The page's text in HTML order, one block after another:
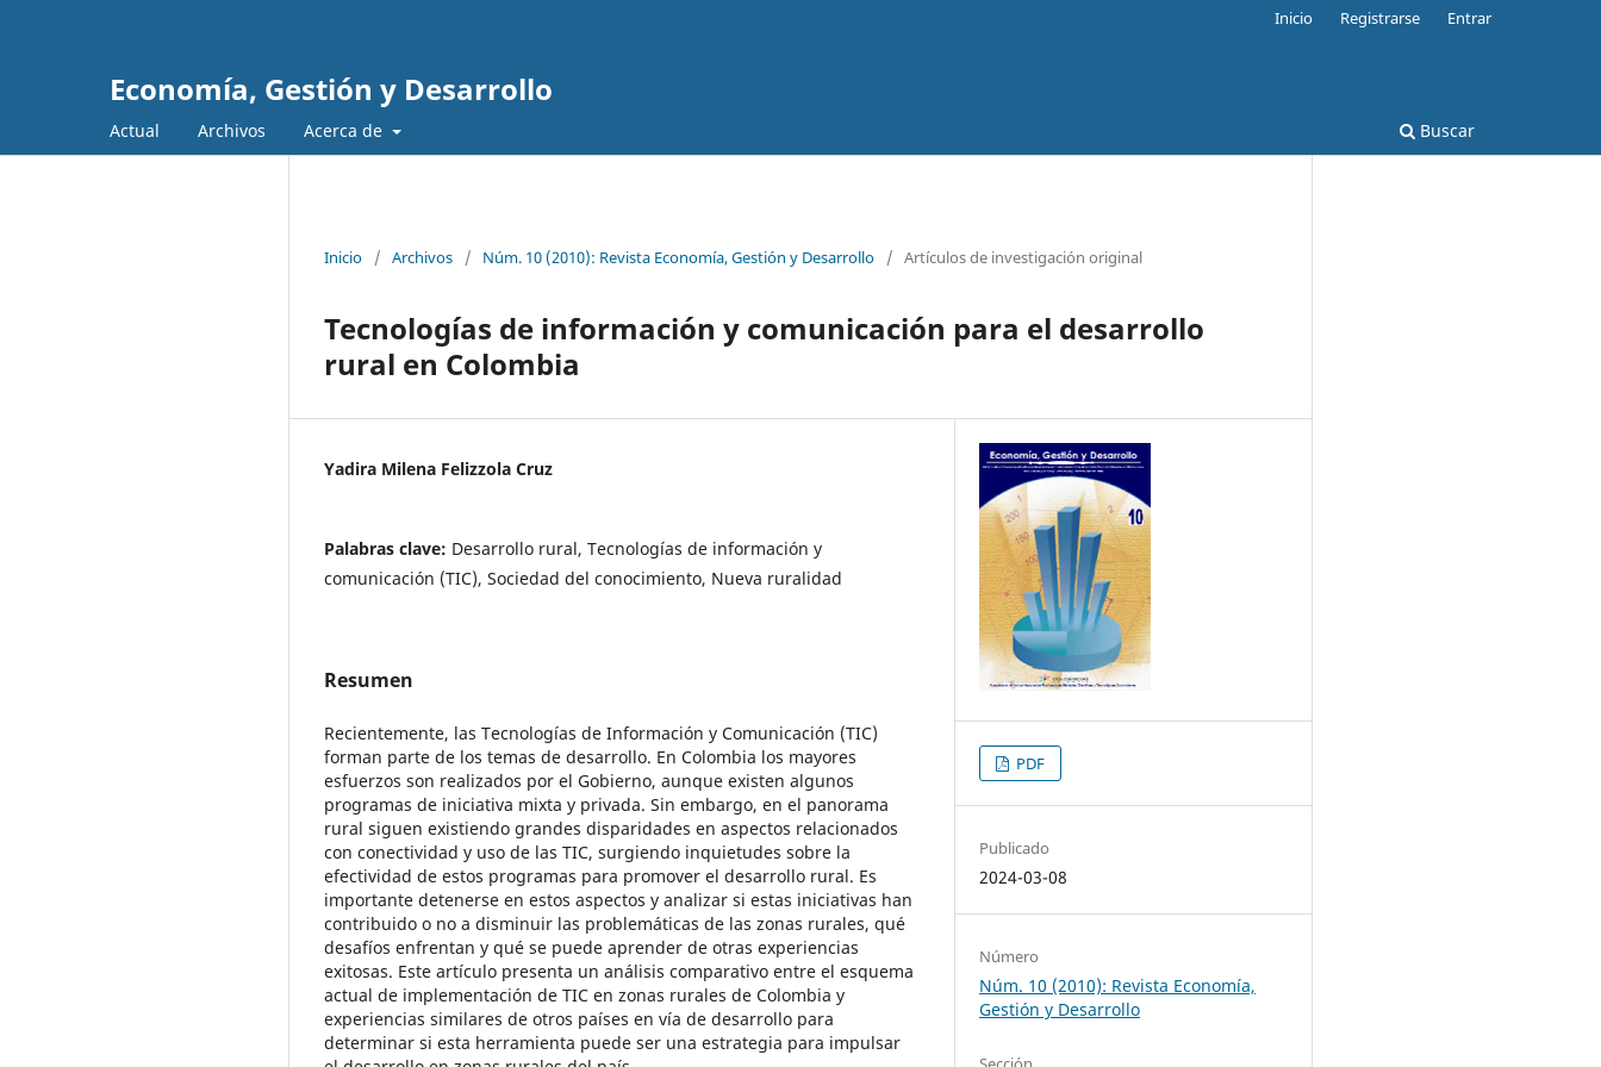
Economía, Gestión y Desarrollo
Actual Archivos Acerca de Buscar
Inicio Registrarse Entrar
Inicio / Archivos / Núm. 10 (2010): Revista Economía, Gestión y Desarrollo / Artículos de investigación original
Tecnologías de información y comunicación para el desarrollo
rural en Colombia
Yadira Milena Felizzola Cruz
Palabras clave: Desarrollo rural, Tecnologías de información y
comunicación (TIC), Sociedad del conocimiento, Nueva ruralidad
Resumen
Recientemente, las Tecnologías de Información y Comunicación (TIC)
forman parte de los temas de desarrollo. En Colombia los mayores
esfuerzos son realizados por el Gobierno, aunque existen algunos
programas de iniciativa mixta y privada. Sin embargo, en el panorama
rural siguen existiendo grandes disparidades en aspectos relacionados
con conectividad y uso de las TIC, surgiendo inquietudes sobre la
efectividad de estos programas para promover el desarrollo rural. Es
importante detenerse en estos aspectos y analizar si estas iniciativas han
contribuido o no a disminuir las problemáticas de las zonas rurales, qué
desafíos enfrentan y qué se puede aprender de otras experiencias
exitosas. Este artículo presenta un análisis comparativo entre el esquema
actual de implementación de TIC en zonas rurales de Colombia y
experiencias similares de otros países en vía de desarrollo para
determinar si esta herramienta puede ser una estrategia para impulsar
PDF
Publicado
2024-03-08
Número
Núm. 10 (2010): Revista Economía,
Gestión y Desarrollo